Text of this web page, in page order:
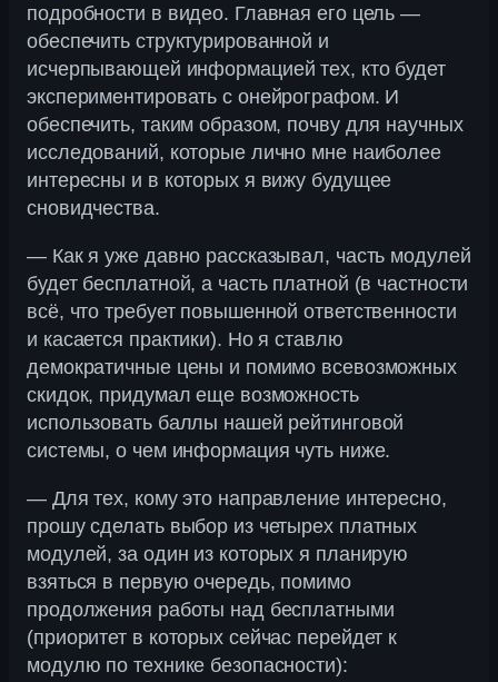
подробности в видео. Главная его цель —
обеспечить структурированной и
исчерпывающей информацией тех, кто будет
экспериментировать с онейрографом. И
обеспечить, таким образом, почву для научных
исследований, которые лично мне наиболее
интересны и в которых я вижу будущее
сновидчества.
— Как я уже давно рассказывал, часть модулей
будет бесплатной, а часть платной (в частности
всё, что требует повышенной ответственности
и касается практики). Но я ставлю
демократичные цены и помимо всевозможных
скидок, придумал еще возможность
использовать баллы нашей рейтинговой
системы, о чем информация чуть ниже.
— Для тех, кому это направление интересно,
прошу сделать выбор из четырех платных
модулей, за один из которых я планирую
взяться в первую очередь, помимо
продолжения работы над бесплатными
(приоритет в которых сейчас перейдет к
модулю по технике безопасности):